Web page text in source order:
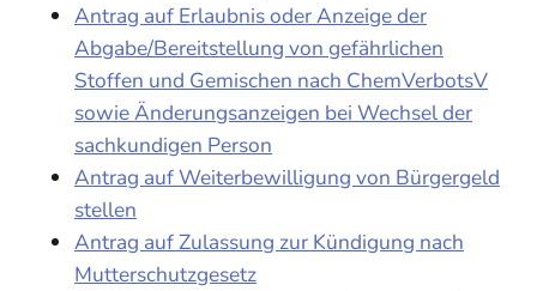
Antrag auf Erlaubnis oder Anzeige der
Abgabe/Bereitstellung von gefährlichen
Stoffen und Gemischen nach ChemVerbotsV
sowie Änderungsanzeigen bei Wechsel der
sachkundigen Person
Antrag auf Weiterbewilligung von Bürgergeld
stellen
Antrag auf Zulassung zur Kündigung nach
Mutterschutzgesetz